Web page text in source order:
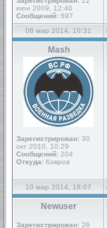
июн 2009, 12:40
Сообщений: 697
08 мар 2014, 10:31
Mash
Зарегистрирован: 30
окт 2010, 10:29
Сообщений: 204
Откуда: Ковров
10 мар 2014, 18:07
Newuser
Зарегистрирован: 26